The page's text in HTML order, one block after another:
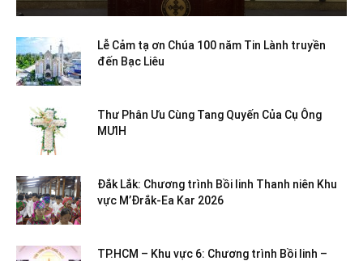
Lễ Cảm tạ ơn Chúa 100 năm Tin Lành truyền
đến Bạc Liêu
Thư Phân Ưu Cùng Tang Quyến Của Cụ Ông
MƯIH
Đắk Lắk: Chương trình Bồi linh Thanh niên Khu
vực M’Đrắk-Ea Kar 2026
TP.HCM – Khu vực 6: Chương trình Bồi linh –